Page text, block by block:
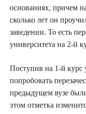
основаниях, причем
сколько лет он
заведении. То есть
университета на 2-й
Поступив на 1-й курс
попробовать
предыдущем вузе
этом отметка